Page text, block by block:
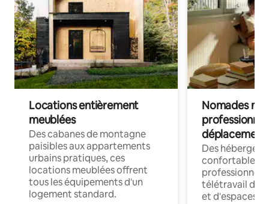
Locations entièrement
meublées
Des cabanes de montagne
paisibles aux appartements
urbains pratiques, ces
locations meublées offrent
tous les équipements d'un
logement standard.
Nomades
déplacement
Des
confortables
professionnels
télétravail
et d'espaces